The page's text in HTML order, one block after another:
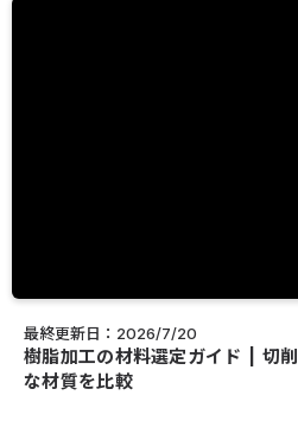
最終更新日：2026/7/20
樹脂加工の材料選定ガイド | 切
な材質を比較